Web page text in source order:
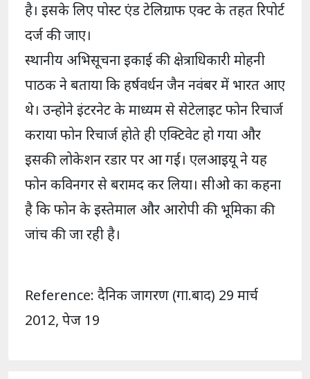
है। इसके लिए पोस्ट एंड टेलिग्राफ एक्ट के तहत रिपोर्ट
दर्ज की जाए।
स्थानीय अभिसूचना इकाई की क्षेत्राधिकारी मोहनी
पाठक ने बताया कि हर्षवर्धन जैन नवंबर में भारत आए
थे। उन्होने इंटरनेट के माध्यम से सेटेलाइट फोन रिचार्ज
कराया फोन रिचार्ज होते ही एक्टिवेट हो गया और
इसकी लोकेशन रडार पर आ गई। एलआइयू ने यह
फोन कविनगर से बरामद कर लिया। सीओ का कहना
है कि फोन के इस्तेमाल और आरोपी की भूमिका की
जांच की जा रही है।
Reference: दैनिक जागरण (गा.बाद) 29 मार्च
2012, पेज 19